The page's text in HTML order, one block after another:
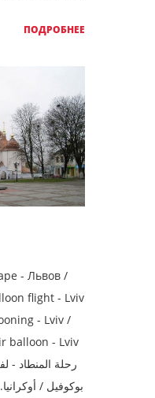
ПОДРОБНЕЕ
- Львов /
flight - Lviv
- Lviv /
balloon - Lviv
بوكوفيل /